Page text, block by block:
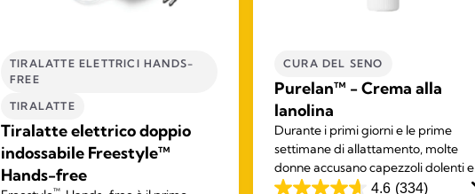
TIRALATTE ELETTRICI HANDS-
FREE
TIRALATTE
Tiralatte elettrico doppio
indossabile Freestyle™
Hands-free
™
CURA DEL SENO
Purelan™ - Crema alla
lanolina
Durante i primi giorni e le prime
settimane di allattamento, molte
donne accusano capezzoli dolenti e
pelle secca. La crema alla lanolina
4.6 (334)